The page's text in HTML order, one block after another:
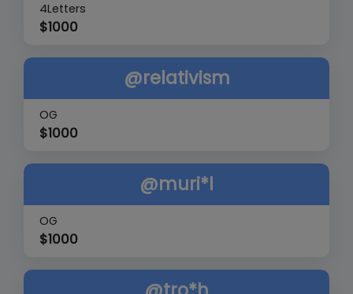
4Letters
$1000
@relativism
OG
$1000
@muri*l
OG
$1000